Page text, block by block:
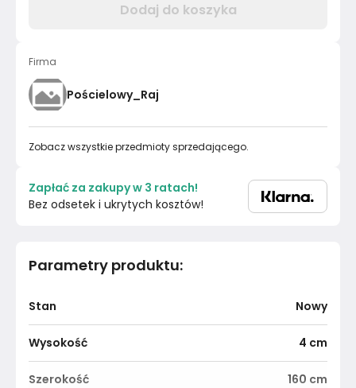
Parametry produktu:
Stan Nowy
Wysokość 4 cm
Szerokość 160 cm
Dodaj do koszyka
Firma
Pościelowy_Raj
Zobacz wszystkie przedmioty sprzedającego.
Zapłać za zakupy w 3 ratach!
Bez odsetek i ukrytych kosztów!